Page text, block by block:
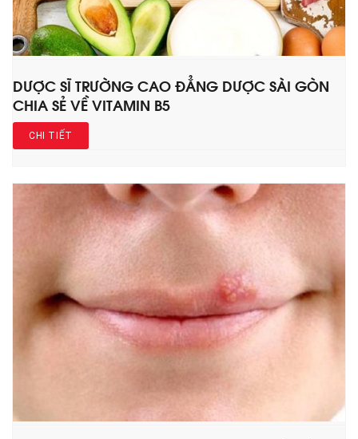
DƯỢC SĨ TRƯỜNG CAO ĐẲNG DƯỢC SÀI GÒN
CHIA SẺ VỀ VITAMIN B5
CHI TIẾT